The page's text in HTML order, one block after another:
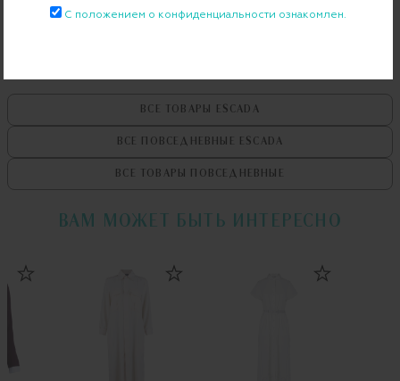
Примерка при доставке торговым представителем
ВСЕ ТОВАРЫ ESCADA
ВСЕ ПОВСЕДНЕВНЫЕ ESCADA
ВСЕ ТОВАРЫ ПОВСЕДНЕВНЫЕ
ВАМ МОЖЕТ БЫТЬ ИНТЕРЕСНО
С положением о конфиденциальности ознакомлен.